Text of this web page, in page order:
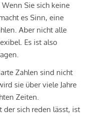
Wenn Sie sich keine
es Sinn, eine
Aber nicht alle
Es ist also
Zahlen sind nicht
sie über viele Jahre
Zeiten.
der sich reden lässt, ist